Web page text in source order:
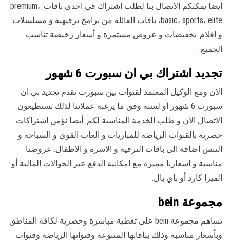
أيضا يمكنكم الاتصال بنا لطلب اشتراك في احدى باقات: premium،
basic، sports، elite، باقات العائلة من برامج ترفيهية و مسلسلات
و افلام. تخفيضات و عروض مستمرة و أسعار رخيصة تناسب
الجميع.
تجديد اشتراك بي ان سبورت 6 شهور
الان ومع الوكيل المعتمد لقنوات بين سبورت نقدم تجديد بي ان
سبورت 6 شهور أو لسنة وفق ما يرغبه عملائنا لذلك تستطيعون
الاتصال الان و طلب الخدمة المناسبة لكم. أيضا نؤمن اشتراكات
حصرية بالقنوات الرياضة للمباريات و العاب القوى و السباحة و
التنس اضافة الى باقات الترفيه و الاسرة و الاطفال. عروضنا
مناسبة و اسعارنا مميزة مع امكانية الدفع عبر الحوالات المالية أو
الفيزا كارد أو باي بال.
مجموعة bein
تساهم مجموعة bein على تغطية مباشرة وحصرية لكافة المناطق
وبأسعار مناسبة وذلك بباقاتها المتنوعة وقنواتها الرياضة وقنوات